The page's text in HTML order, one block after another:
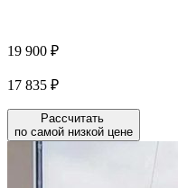
19 900 ₽
17 835 ₽
Рассчитать
по самой низкой цене